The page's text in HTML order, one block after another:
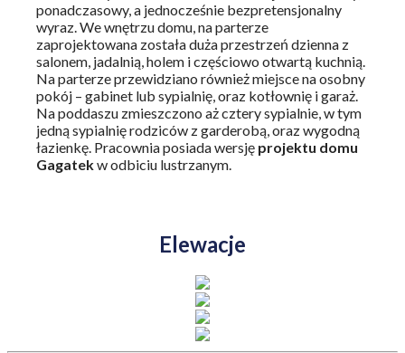
ponadczasowy, a jednocześnie bezpretensjonalny
wyraz. We wnętrzu domu, na parterze
zaprojektowana została duża przestrzeń dzienna z
salonem, jadalnią, holem i częściowo otwartą kuchnią.
Na parterze przewidziano również miejsce na osobny
pokój – gabinet lub sypialnię, oraz kotłownię i garaż.
Na poddaszu zmieszczono aż cztery sypialnie, w tym
jedną sypialnię rodziców z garderobą, oraz wygodną
łazienkę. Pracownia posiada wersję projektu domu
Gagatekw odbiciu lustrzanym.
Elewacje